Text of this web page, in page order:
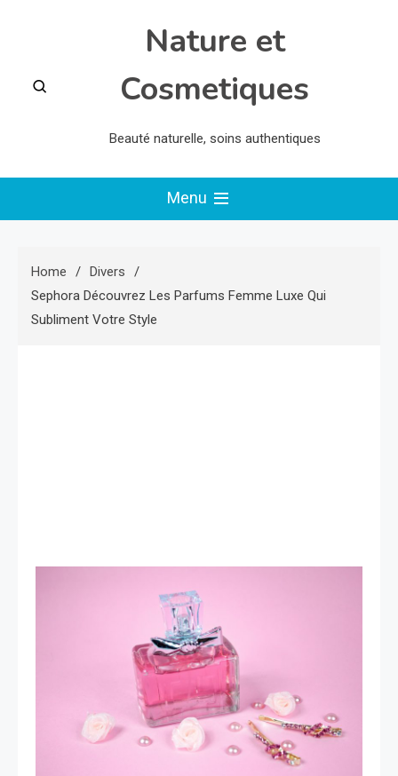
Nature et
Cosmetiques
Beauté naturelle, soins authentiques
Menu
Home
Divers
Sephora Découvrez Les Parfums Femme Luxe Qui
Subliment Votre Style